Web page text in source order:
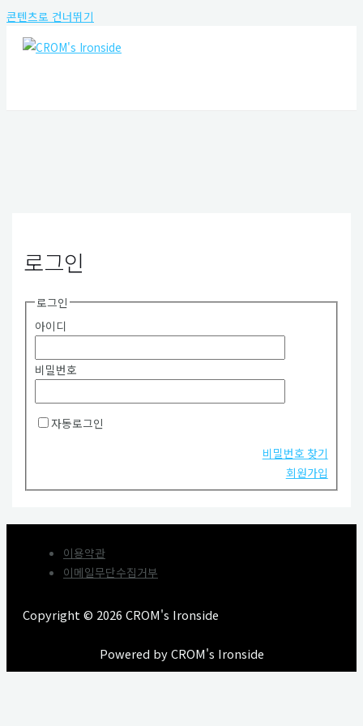
콘텐츠로 건너뛰기
로그인
로그인
아이디
비밀번호
자동로그인
비밀번호 찾기
회원가입
이용약관
이메일무단수집거부
Copyright © 2026 CROM's Ironside
Powered by CROM's Ironside